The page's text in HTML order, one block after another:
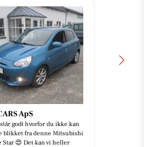
Vi forstår godt hvorfor du ikke kan
fjerne blikket fra denne Mitsubishi
Space Star 😍 Det kan vi heller